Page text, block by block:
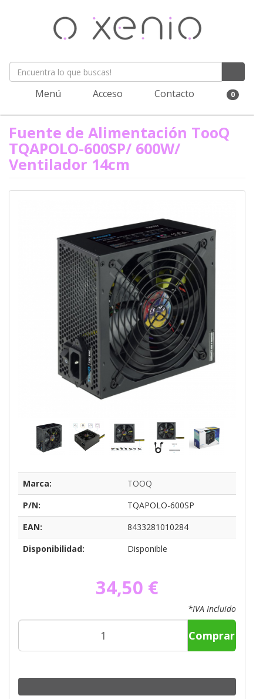
Menú Acceso Contacto 0
Fuente de Alimentación TooQ
TQAPOLO-600SP/ 600W/
Ventilador 14cm
Marca:
TOOQ
P/N:
TQAPOLO-600SP
EAN:
8433281010284
Disponibilidad:
Disponible
34,50 €
*IVA Incluido
Comprar